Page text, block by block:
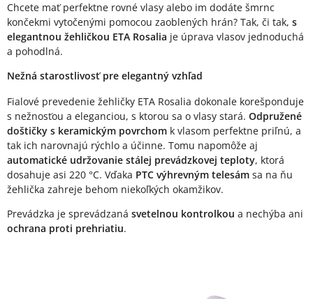
Chcete mať perfektne rovné vlasy alebo im dodáte šmrnc
končekmi vytočenými pomocou zaoblených hrán? Tak, či tak, s
elegantnou žehličkou ETA Rosalia je úprava vlasov jednoduchá
a pohodlná.
Nežná starostlivosť pre elegantný vzhľad
Fialové prevedenie žehličky ETA Rosalia dokonale korešponduje
s nežnosťou a eleganciou, s ktorou sa o vlasy stará. Odpružené
doštičky s keramickým povrchom k vlasom perfektne priľnú, a
tak ich narovnajú rýchlo a účinne. Tomu napomôže aj
automatické udržovanie stálej prevádzkovej teploty, ktorá
dosahuje asi 220 °C. Vďaka PTC výhrevným telesám sa na ňu
žehlička zahreje behom niekoľkých okamžikov.
Prevádzka je sprevádzaná svetelnou kontrolkou a nechýba ani
ochrana proti prehriatiu.